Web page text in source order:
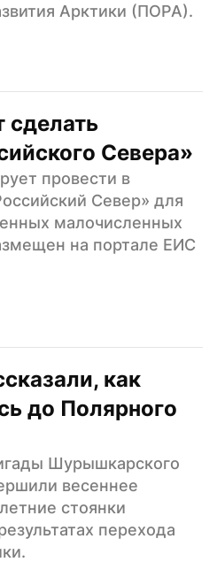
Арктики (ПОРА).
сделать
Севера»
провести в
Север» для
малочисленных
на портале ЕИС
как
до Полярного
Шурышкарского
весеннее
стоянки
перехода